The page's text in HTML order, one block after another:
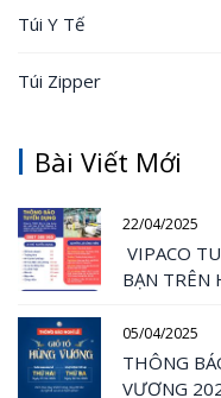
Túi Y Tế
Túi Zipper
Bài Viết Mới
22/04/2025
VIPACO
BẠN TRÊN
05/04/2025
THÔNG
VƯƠNG